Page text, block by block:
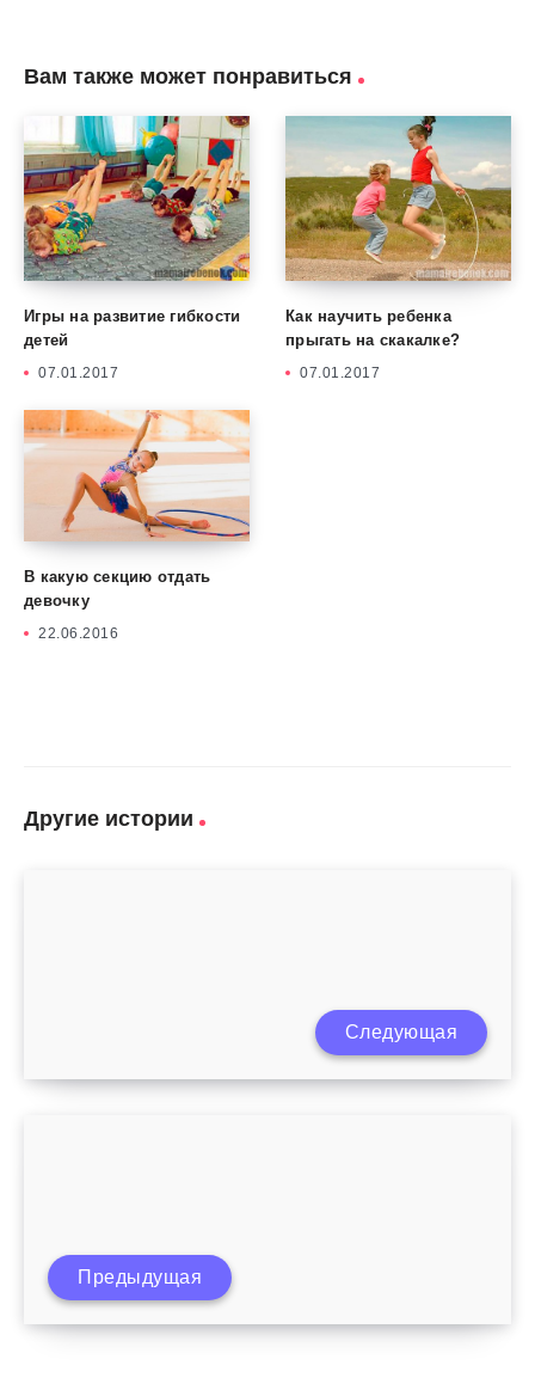
Вам также может понравиться
Игры на развитие гибкости
детей
07.01.2017
Как научить ребенка
прыгать на скакалке?
07.01.2017
В какую секцию отдать
девочку
22.06.2016
Другие истории
Фитнес упражнения для детей Следующая
40 неделя беременности как ускорить
Предыдущая